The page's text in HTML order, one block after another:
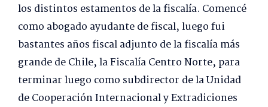
los distintos estamentos de la fiscalía. Comencé
como abogado ayudante de fiscal, luego fui
bastantes años fiscal adjunto de la fiscalía más
grande de Chile, la Fiscalía Centro Norte, para
terminar luego como subdirector de la Unidad
de Cooperación Internacional y Extradiciones